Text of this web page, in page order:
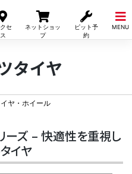
セ
ス
ネットショッ
プ
ピット予
約
MENU
タイヤ
ヤ・ホイール
ーズ – 快適性を重視し
イヤ